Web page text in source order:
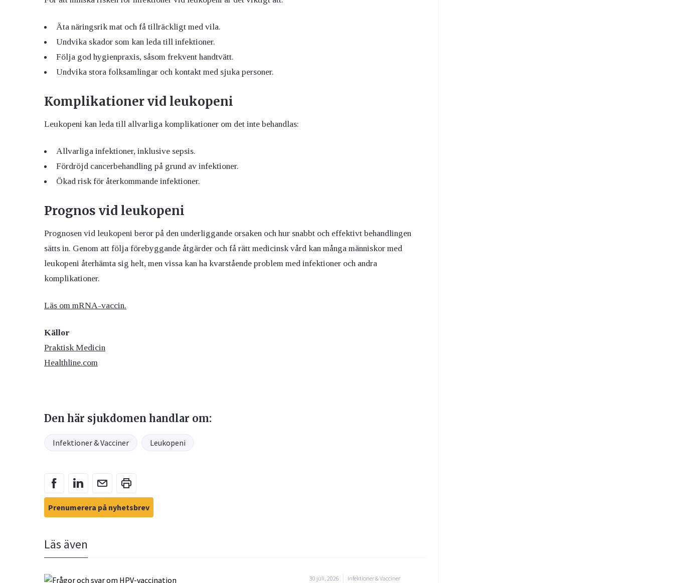
Äta näringsrik mat och få tillräckligt med vila.
Undvika skador som kan leda till infektioner.
Följa god hygienpraxis, såsom frekvent handtvätt.
Undvika stora folksamlingar och kontakt med sjuka personer.
Komplikationervid leukopeni
Leukopeni kan leda till allvarliga komplikationer om det inte behandlas:
Allvarliga infektioner, inklusive sepsis.
Fördröjd cancerbehandling på grund av infektioner.
Ökad risk för återkommande infektioner.
Prognos vid leukopeni
Prognosen vid leukopeni beror på den underliggande orsaken och hur snabbt och effektivt behandlingen
sätts in. Genom att följa förebyggande åtgärder och få rätt medicinsk vård kan många människor med
leukopeni återhämta sig helt, men vissa kan ha kvarstående problem med infektioner och andra
komplikationer.
Läs om mRNA-vaccin.
Källor
Praktisk Medicin
Healthline.com
Den här sjukdomen handlar om:
Infektioner & Vacciner Leukopeni
Prenumerera på nyhetsbrev
Läs även
30 juli, 2026 Infektioner & Vacciner